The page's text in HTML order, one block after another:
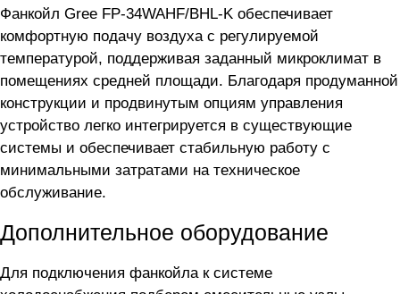
Фанкойл Gree FP-34WAHF/BHL-K обеспечивает
комфортную подачу воздуха с регулируемой
температурой, поддерживая заданный микроклимат в
помещениях средней площади. Благодаря продуманной
конструкции и продвинутым опциям управления
устройство легко интегрируется в существующие
системы и обеспечивает стабильную работу с
минимальными затратами на техническое
обслуживание.
Дополнительное оборудование
Для подключения фанкойла к системе